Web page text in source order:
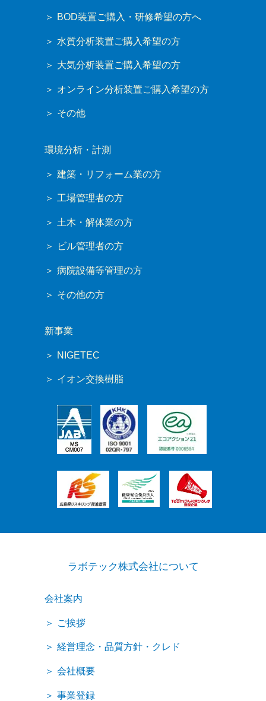
BOD装置ご購入・研修希望の方へ
水質分析装置ご購入希望の方
大気分析装置ご購入希望の方
オンライン分析装置ご購入希望の方
その他
環境分析・計測
建築・リフォーム業の方
工場管理者の方
土木・解体業の方
ビル管理者の方
病院設備等管理の方
その他の方
新事業
NIGETEC
イオン交換樹脂
ラボテック株式会社について
会社案内
ご挨拶
経営理念・品質方針・クレド
会社概要
事業登録